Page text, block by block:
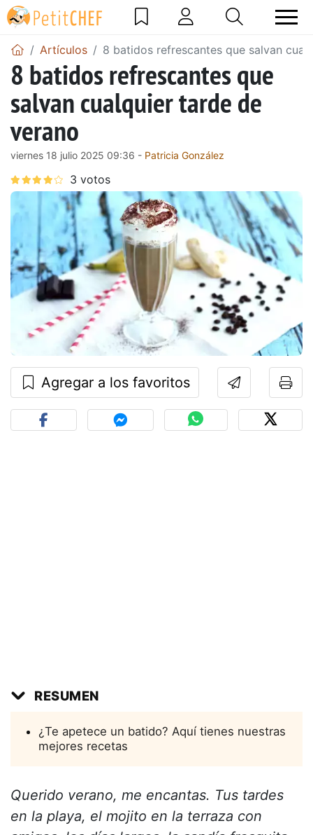
Artículos 8 batidos refrescantes que salvan
8 batidos refrescantes que
salvan cualquier tarde de
verano
viernes 18 julio 2025 09:36 - Patricia González
Agregar a los favoritos
RESUMEN
¿Te apetece un batido? Aquí tienes nuestras
mejores recetas
Querido verano, me encantas. Tus tardes
en la playa, el mojito en la terraza con